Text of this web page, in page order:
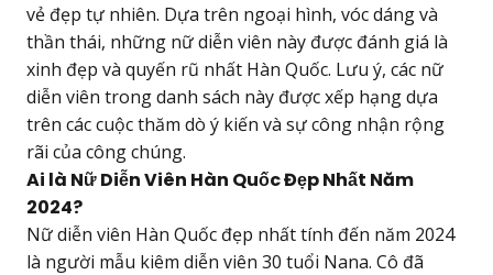
vẻ đẹp tự nhiên. Dựa trên ngoại hình, vóc dáng và
thần thái, những nữ diễn viên này được đánh giá là
xinh đẹp và quyến rũ nhất Hàn Quốc. Lưu ý, các nữ
diễn viên trong danh sách này được xếp hạng dựa
trên các cuộc thăm dò ý kiến và sự công nhận rộng
rãi của công chúng.
Ai là Nữ Diễn Viên Hàn Quốc Đẹp Nhất Năm
2024?
Nữ diễn viên Hàn Quốc đẹp nhất tính đến năm 2024
là người mẫu kiêm diễn viên 30 tuổi Nana. Cô đã